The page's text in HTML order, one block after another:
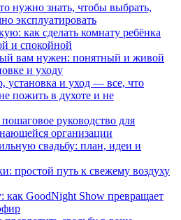
нужно знать, чтобы выбрать,
эксплуатировать
как сделать комнату ребёнка
и спокойной
вам нужен: понятный и живой
и уходу
установка и уход — все, что
пожить в духоте и не
руководство для
организации
свадьбу: план, идеи и
простой путь к свежему воздуху
как GoodNight Show превращает